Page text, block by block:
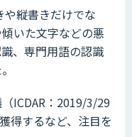
や縦書きだけでな
いた文字などの悪
、専門用語の認識
ICDAR：2019/3/29
得するなど、注目を